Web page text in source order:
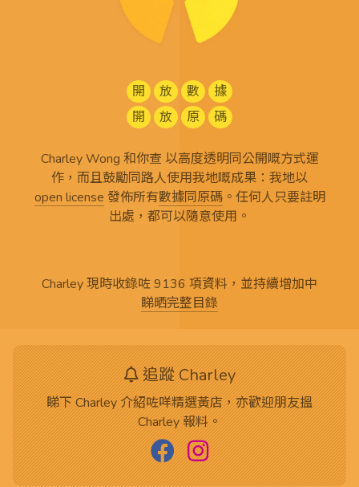
開 放 數
據
開
放 原 碼
Charley Wong 和你查 以高度透明同公開嘅方式運
作，而且鼓勵同路人使用我地嘅成果：我地以
open license 發佈所有數據同原碼。任何人只要註明
出處，都可以隨意使用。
Charley 現時收錄咗 9136 項資料，並持續增加中
睇晒完整目錄
追蹤 Charley
睇下 Charley 介紹咗咩精選黃店，亦歡迎朋友搵
Charley 報料。